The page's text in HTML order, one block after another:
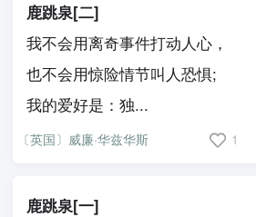
鹿跳泉[二]
我不会用离奇事件打动人心，
也不会用惊险情节叫人恐惧;
我的爱好是：独...
〔英国〕威廉·华兹华斯 1
鹿跳泉[一]